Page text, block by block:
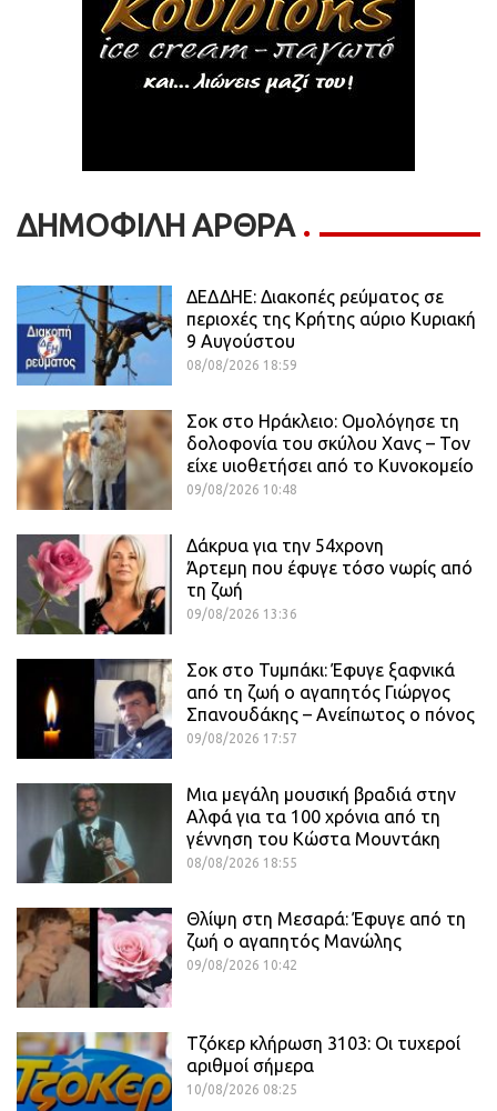
ΔΗΜΟΦΙΛΗ ΑΡΘΡΑ
ΔΕΔΔΗΕ: Διακοπές ρεύματος σε
περιοχές της Κρήτης αύριο Κυριακή
9 Αυγούστου
08/08/2026 18:59
Σοκ στο Ηράκλειο: Ομολόγησε τη
δολοφονία του σκύλου Χανς – Τον
είχε υιοθετήσει από το Κυνοκομείο
09/08/2026 10:48
Δάκρυα για την 54χρονη
Άρτεμη που έφυγε τόσο νωρίς από
τη ζωή
09/08/2026 13:36
Σοκ στο Τυμπάκι: Έφυγε ξαφνικά
από τη ζωή ο αγαπητός Γιώργος
Σπανουδάκης – Ανείπωτος ο πόνος
09/08/2026 17:57
Μια μεγάλη μουσική βραδιά στην
Αλφά για τα 100 χρόνια από τη
γέννηση του Κώστα Μουντάκη
08/08/2026 18:55
Θλίψη στη Μεσαρά: Έφυγε από τη
ζωή ο αγαπητός Μανώλης
09/08/2026 10:42
Τζόκερ κλήρωση 3103: Οι τυχεροί
αριθμοί σήμερα
10/08/2026 08:25